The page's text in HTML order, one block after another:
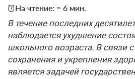
На чтение: ≈ 6 мин.
В течение последних
наблюдается ухудшение
школьного возраста. В связи
сохранения и укрепления
является задачей